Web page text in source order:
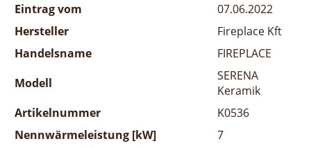
Eintrag vom
07.06.2022
Hersteller
Fireplace Kft
Handelsname
FIREPLACE
Modell
SERENA
Keramik
Artikelnummer
K0536
Nennwärmeleistung [kW]
7